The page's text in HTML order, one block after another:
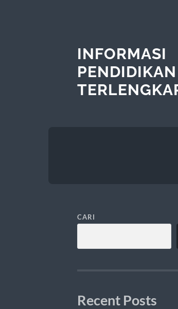
INFORMASI
PENDIDIKAN
CARI
Recent Posts